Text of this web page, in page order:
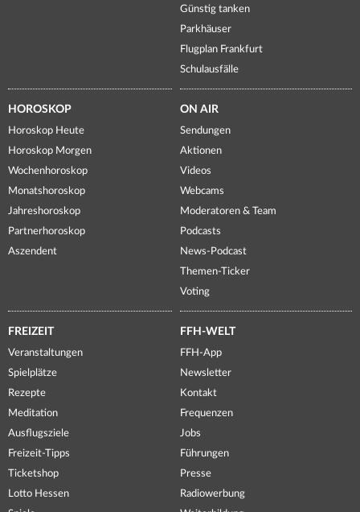
Günstig tanken
Parkhäuser
Flugplan Frankfurt
Schulausfälle
HOROSKOP
Horoskop Heute
Horoskop Morgen
Wochenhoroskop
Monatshoroskop
Jahreshoroskop
Partnerhoroskop
Aszendent
ON AIR
Sendungen
Aktionen
Videos
Webcams
Moderatoren & Team
Podcasts
News-Podcast
Themen-Ticker
Voting
FREIZEIT
Veranstaltungen
Spielplätze
Rezepte
Meditation
Ausflugsziele
Freizeit-Tipps
Ticketshop
Lotto Hessen
FFH-WELT
FFH-App
Newsletter
Kontakt
Frequenzen
Jobs
Führungen
Presse
Radiowerbung